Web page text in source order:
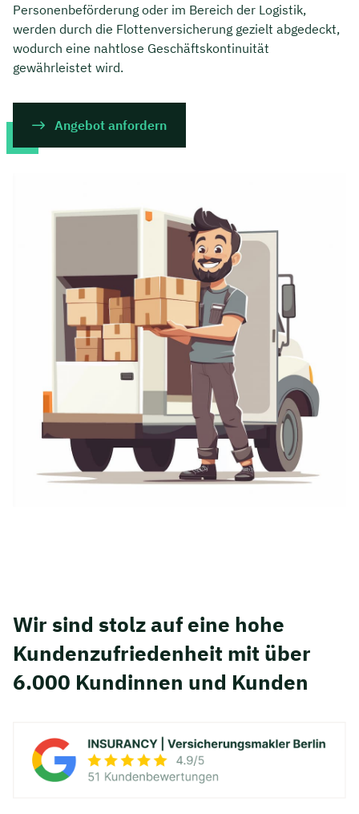
Personenbeförderung oder im Bereich der Logistik,
werden durch die Flottenversicherung gezielt abgedeckt,
wodurch eine nahtlose Geschäftskontinuität
gewährleistet wird.
Angebot anfordern
Wir sind stolz auf eine hohe
Kunden­zufriedenheit mit über
6.000 Kundinnen und Kunden